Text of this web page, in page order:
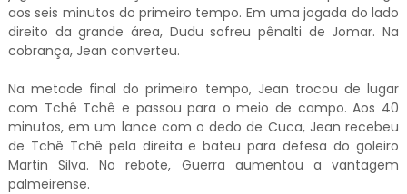
aos seis minutos do primeiro tempo. Em uma jogada do lado
direito da grande área, Dudu sofreu pênalti de Jomar. Na
cobrança, Jean converteu.
Na metade final do primeiro tempo, Jean trocou de lugar
com Tchê Tchê e passou para o meio de campo. Aos 40
minutos, em um lance com o dedo de Cuca, Jean recebeu
de Tchê Tchê pela direita e bateu para defesa do goleiro
Martin Silva. No rebote, Guerra aumentou a vantagem
palmeirense.